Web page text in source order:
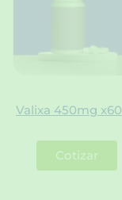
Valixa 450mg x60
Cotizar